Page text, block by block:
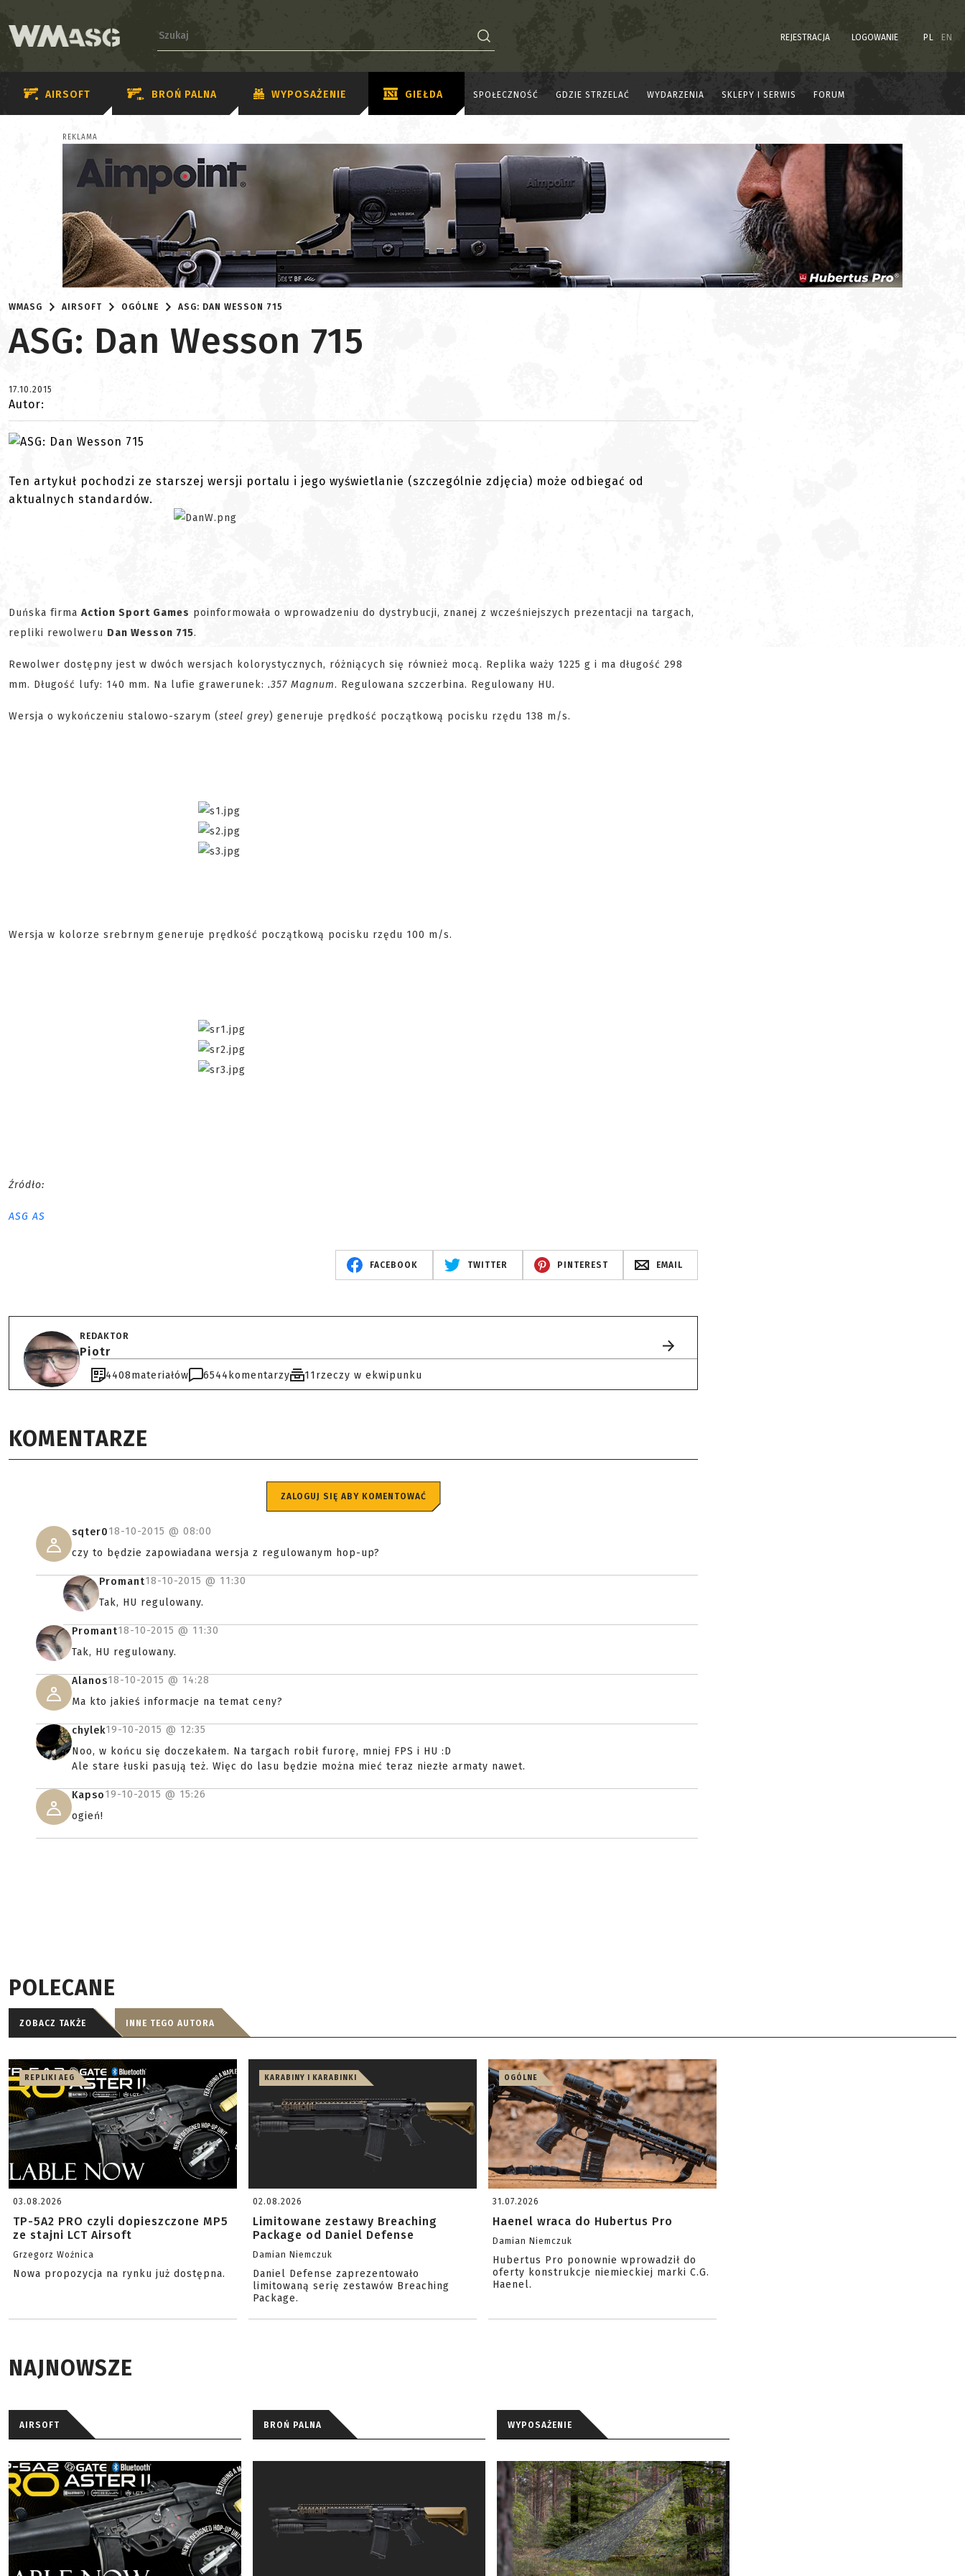
REJESTRACJA LOGOWANIE PL EN
AIRSOFT BROŃ PALNA WYPOSAŻENIE GIEŁDA SPOŁECZNOŚĆ GDZIE STRZELAĆ WYDARZENIA SKLEPY I SERWIS FORUM
REKLAMA
WMASG AIRSOFT OGÓLNE ASG: DAN WESSON 715
ASG: Dan Wesson 715
17.10.2015
Autor:
Ten artykuł pochodzi ze starszej wersji portalu i jego wyświetlanie (szczególnie zdjęcia) może odbiegać od
aktualnych standardów.
Duńska firma Action Sport Games poinformowała o wprowadzeniu do dystrybucji, znanej z wcześniejszych prezentacji na targach,
repliki rewolweru Dan Wesson 715.
Rewolwer dostępny jest w dwóch wersjach kolorystycznych, różniących się również mocą. Replika waży 1225 g i ma długość 298
mm. Długość lufy: 140 mm. Na lufie grawerunek: .357 Magnum. Regulowana szczerbina. Regulowany HU.
Wersja o wykończeniu stalowo-szarym (steel grey) generuje prędkość początkową pocisku rzędu 138 m/s.
Wersja w kolorze srebrnym generuje prędkość początkową pocisku rzędu 100 m/s.
Źródło:
ASG AS
FACEBOOK TWITTER PINTEREST EMAIL
REDAKTOR
Piotr
4408materiałów 6544 komentarzy 11rzeczy w ekwipunku
KOMENTARZE
ZALOGUJ SIĘ ABY KOMENTOWAĆ
sqter018-10-2015 @ 08:00
czy to będzie zapowiadana wersja z regulowanym hop-up?
Promant18-10-2015 @ 11:30
Tak, HU regulowany.
Promant18-10-2015 @ 11:30
Tak, HU regulowany.
Alanos18-10-2015 @ 14:28
Ma kto jakieś informacje na temat ceny?
chylek19-10-2015 @ 12:35
Noo, w końcu się doczekałem. Na targach robił furorę, mniej FPS i HU :D
Ale stare łuski pasują też. Więc do lasu będzie można mieć teraz niezłe armaty nawet.
Kapso19-10-2015 @ 15:26
ogień!
POLECANE
ZOBACZ TAKŻE INNE TEGO AUTORA
REPLIKI AEG
03.08.2026
TP-5A2 PRO czyli dopieszczone MP5
ze stajni LCT Airsoft
Grzegorz Woźnica
Nowa propozycja na rynku już dostępna.
KARABINY I KARABINKI
02.08.2026
Limitowane zestawy Breaching
Package od Daniel Defense
Damian Niemczuk
Daniel Defense zaprezentowało
limitowaną serię zestawów Breaching
Package.
OGÓLNE
31.07.2026
Haenel wraca do Hubertus Pro
Damian Niemczuk
Hubertus Pro ponownie wprowadził do
oferty konstrukcje niemieckiej marki C.G.
Haenel.
NAJNOWSZE
AIRSOFT BROŃ PALNA WYPOSAŻENIE